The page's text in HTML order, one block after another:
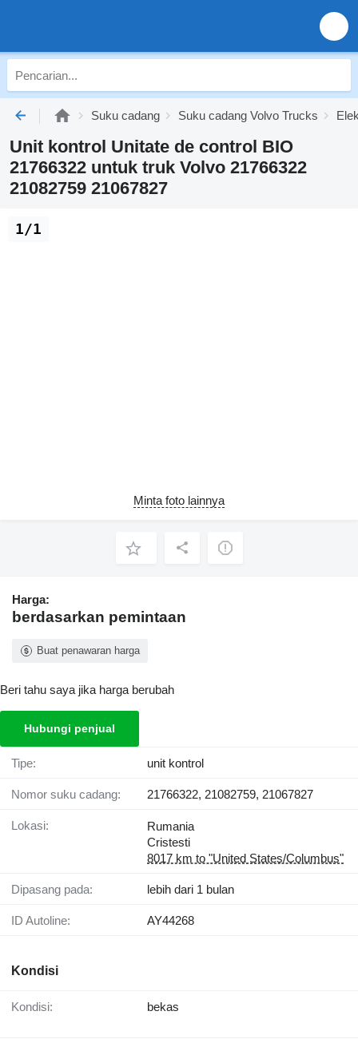
Suku cadang Suku cadang Volvo Trucks
Unit kontrol Unitate de control BIO
21766322 untuk truk Volvo 21766322
21082759 21067827
1/1
Minta foto lainnya
Harga:
berdasarkan pemintaan
Buat penawaran harga
Beri tahu saya jika harga berubah
Hubungi penjual
Tipe: unit kontrol
Nomor suku cadang: 21766322, 21082759, 21067827
Lokasi:
Rumania
Cristesti
8017 km to "United States/Columbus"
Dipasang pada: lebih dari 1 bulan
ID Autoline: AY44268
Kondisi
Kondisi: bekas